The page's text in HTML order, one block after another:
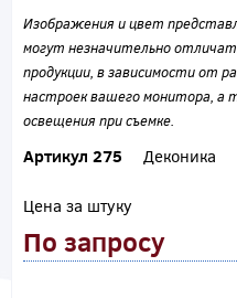
Изображения и цвет
могут незначительно
продукции, в зависимости от
настроек вашего монитора, а
освещения при съемке.
Артикул 275 Деконика
Цена за штуку
По запросу